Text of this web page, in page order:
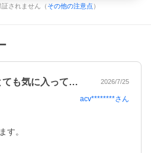
されません（ その他の注意点 ）
娘に購入しました。とても気に入ってくれ… 2026/7/25
acv********さん
す。